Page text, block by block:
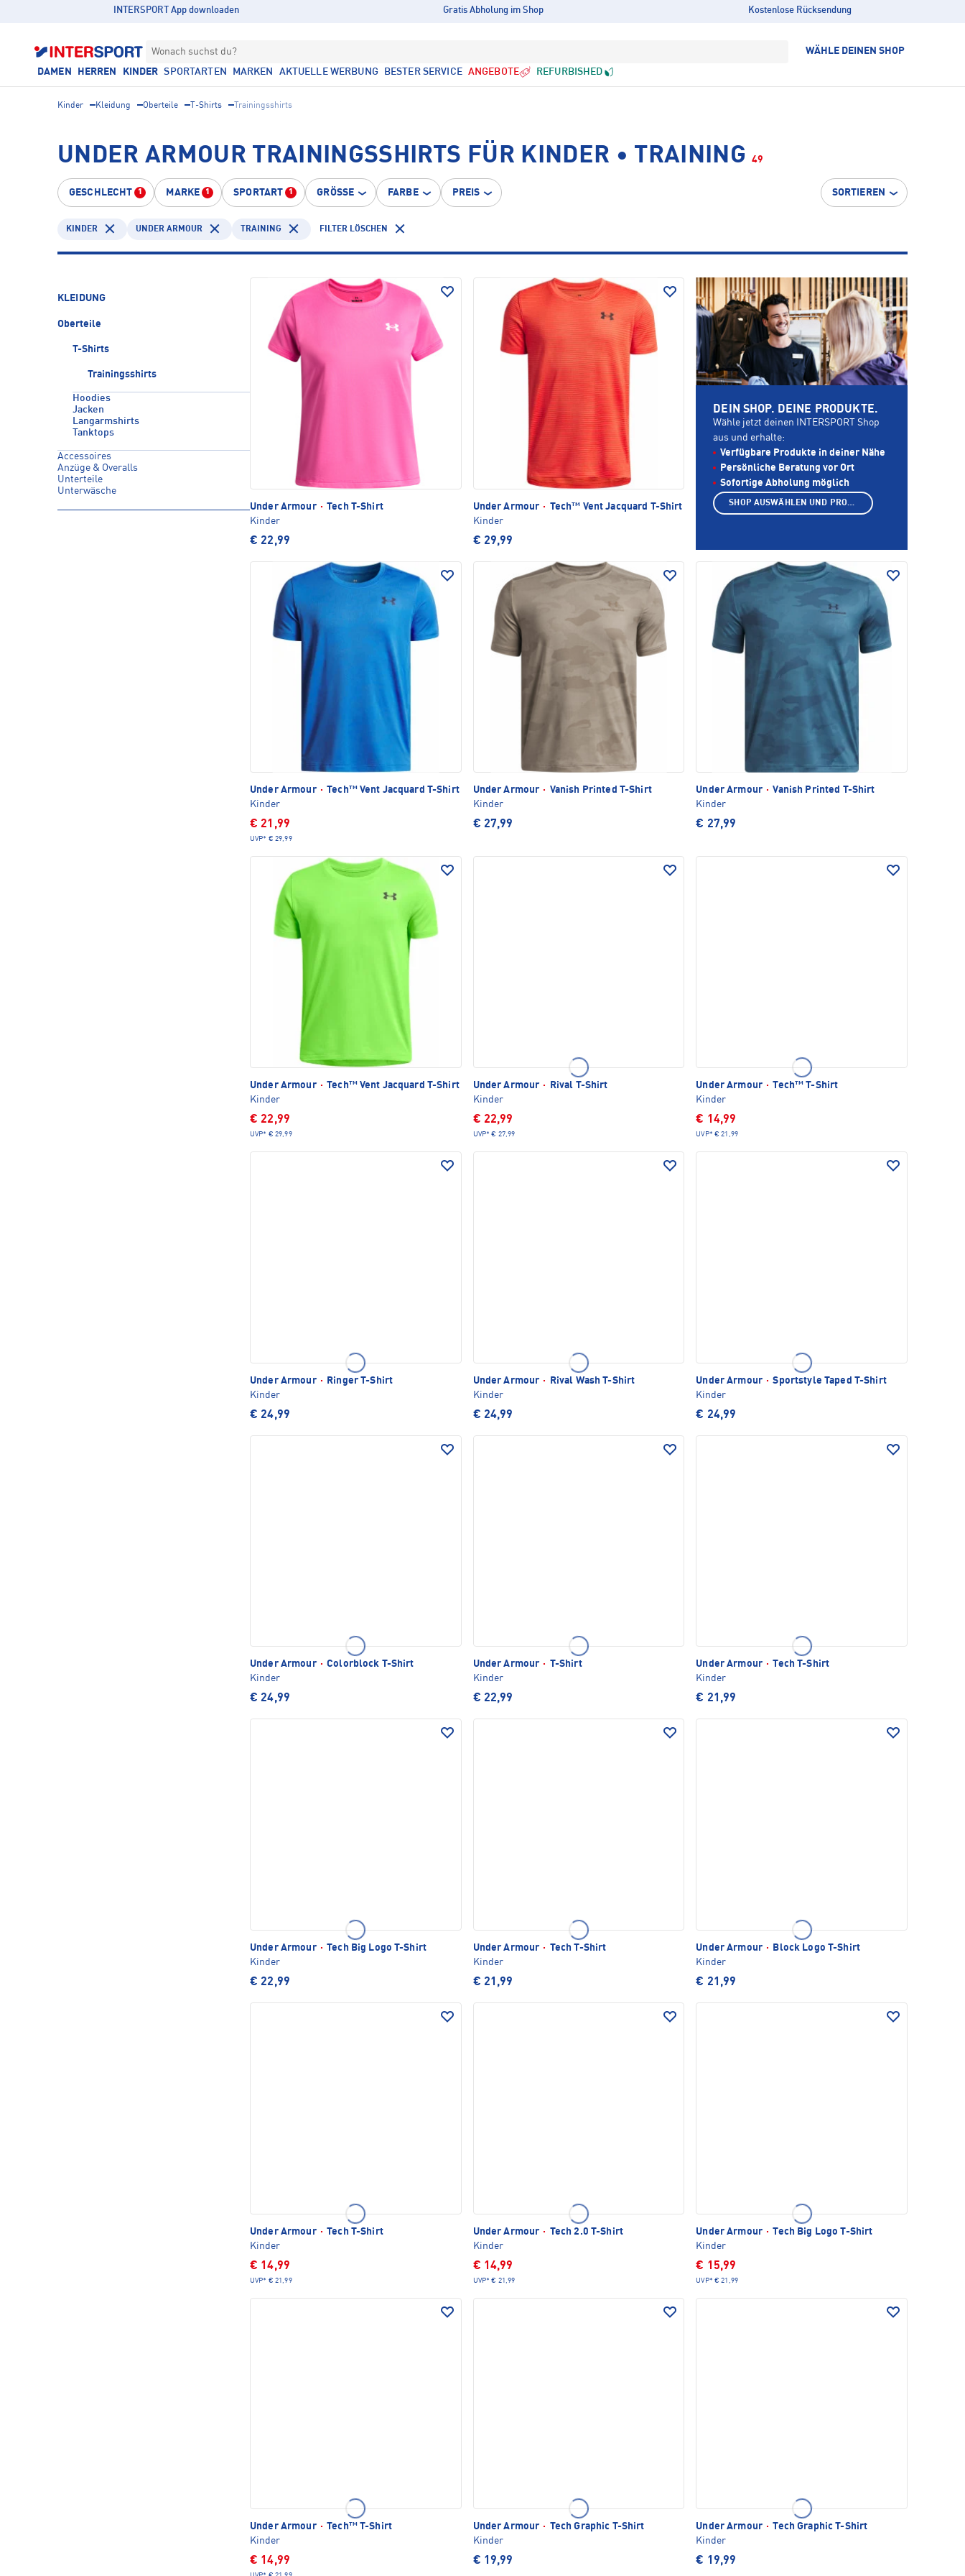
INTERSPORT App downloaden Gratis Abholung im Shop Kostenlose Rücksendung
Wonach suchst du? WÄHLE DEINEN SHOP
DAMEN HERREN KINDER SPORTARTEN MARKEN AKTUELLE WERBUNG BESTER SERVICE ANGEBOTE REFURBISHED
Kinder Kleidung Oberteile T-Shirts Trainingsshirts
UNDER ARMOUR TRAININGSSHIRTS FÜR KINDER • TRAINING 49
GESCHLECHT 1 MARKE 1 SPORTART 1 GRÖSSE FARBE PREIS SORTIEREN
KINDER UNDER ARMOUR TRAINING FILTER LÖSCHEN
KLEIDUNG
Oberteile
T-Shirts
Trainingsshirts
Hoodies
Jacken
Langarmshirts
Tanktops
Accessoires
Anzüge & Overalls
Unterteile
Unterwäsche
Under Armour · Tech T-Shirt
Kinder
€ 22,99
Under Armour · Tech™ Vent Jacquard T-Shirt
Kinder
€ 29,99
Under Armour · Tech™ Vent Jacquard T-Shirt
Kinder
€ 21,99
UVP* € 29,99
Under Armour · Vanish Printed T-Shirt
Kinder
€ 27,99
Under Armour · Vanish Printed T-Shirt
Kinder
€ 27,99
Under Armour · Tech™ Vent Jacquard T-Shirt
Kinder
€ 22,99
UVP* € 29,99
Under Armour ·
Rival T-Shirt
Kinder
€ 22,99
UVP* € 27,99
Under Armour · Tech™ T-Shirt
Kinder
€ 14,99
UVP* € 21,99
Under Armour ·
Ringer T-Shirt
Kinder
€ 24,99
Under Armour ·
Rival Wash T-Shirt
Kinder
€ 24,99
Under Armour · Sportstyle Taped T-Shirt
Kinder
€ 24,99
Under Armour · Colorblock T-Shirt
Kinder
€ 24,99
Under Armour · T-Shirt
Kinder
€ 22,99
Under Armour · Tech T-Shirt
Kinder
€ 21,99
Under Armour · Tech Big Logo T-Shirt
Kinder
€ 22,99
Under Armour · Tech T-Shirt
Kinder
€ 21,99
Under Armour ·
Block Logo T-Shirt
Kinder
€ 21,99
Under Armour · Tech T-Shirt
Kinder
€ 14,99
UVP* € 21,99
Under Armour · Tech 2.0 T-Shirt
Kinder
€ 14,99
UVP* € 21,99
Under Armour · Tech Big Logo T-Shirt
Kinder
€ 15,99
UVP* € 21,99
Under Armour · Tech™ T-Shirt
Kinder
€ 14,99
Under Armour · Tech Graphic T-Shirt
Kinder
€ 19,99
Under Armour · Tech Graphic T-Shirt
Kinder
€ 19,99
DEIN SHOP. DEINE PRODUKTE.
Wähle jetzt deinen INTERSPORT Shop
aus und erhalte:
Verfügbare Produkte in deiner Nähe
Persönliche Beratung vor Ort
Sofortige Abholung möglich
SHOP AUSWÄHLEN UND PRODUKTE ANZEIGEN